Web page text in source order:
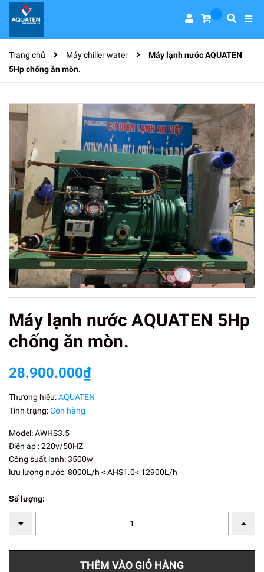
Trang chủ Máy chiller water
Máy lạnh nước AQUATEN
5Hp chống ăn mòn.
Máy lạnh nước AQUATEN 5Hp
chống ăn mòn.
28.900.000₫
Thương hiệu:AQUATEN
Tình trạng:Còn hàng
Model: AWHS3.5
Điện áp : 220v/50HZ
Công suất lạnh: 3500w
lưu lượng nước 8000L/h < AHS1.0< 12900L/h
Số lượng:
THÊM VÀO GIỎ HÀNG